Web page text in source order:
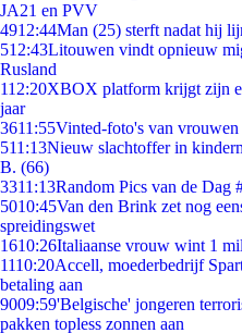
JA21 en PVV
4912:44Man (25) sterft nadat hij
512:43Litouwen vindt opnieuw
Rusland
112:20XBOX platform krijgt zijn
jaar
3611:55Vinted-foto's van vrouwen
511:13Nieuw slachtoffer in
B. (66)
3311:13Random Pics van de Dag
5010:45Van den Brink zet nog
spreidingswet
1610:26Italiaanse vrouw wint 1
1110:20Accell, moederbedrijf
betaling aan
9009:59'Belgische' jongeren
pakken topless zonnen aan